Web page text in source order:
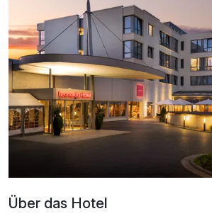
Einzelzimmer Komfort
1 Erwachsenen
Zusatznächte
Über das Hotel